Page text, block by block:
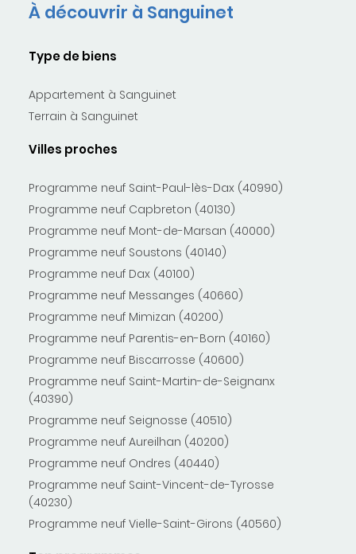
À découvrir à Sanguinet
Type de biens
Appartement à Sanguinet
Terrain à Sanguinet
Villes proches
Programme neuf Saint-Paul-lès-Dax (40990)
Programme neuf Capbreton (40130)
Programme neuf Mont-de-Marsan (40000)
Programme neuf Soustons (40140)
Programme neuf Dax (40100)
Programme neuf Messanges (40660)
Programme neuf Mimizan (40200)
Programme neuf Parentis-en-Born (40160)
Programme neuf Biscarrosse (40600)
Programme neuf Saint-Martin-de-Seignanx
(40390)
Programme neuf Seignosse (40510)
Programme neuf Aureilhan (40200)
Programme neuf Ondres (40440)
Programme neuf Saint-Vincent-de-Tyrosse
(40230)
Programme neuf Vielle-Saint-Girons (40560)